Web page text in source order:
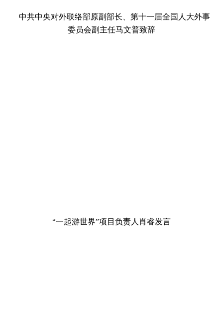
中共中央对外联络部原副部长、第十一届全国人大外事
委员会副主任马文普致辞
“一起游世界”项目负责人肖睿发言